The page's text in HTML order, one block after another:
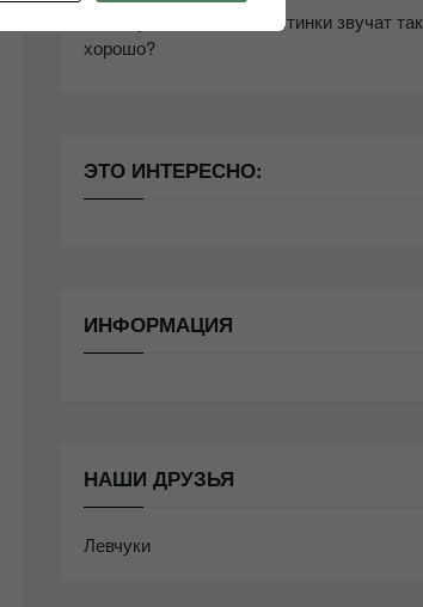
Почему виниловые пластинки звучат так
хорошо?
ЭТО ИНТЕРЕСНО:
ИНФОРМАЦИЯ
НАШИ ДРУЗЬЯ
Левчуки